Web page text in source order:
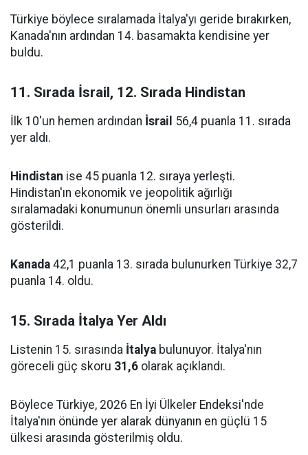
Türkiye böylece sıralamada İtalya'yı geride bırakırken,
Kanada'nın ardından 14. basamakta kendisine yer
buldu.
11. Sırada İsrail, 12. Sırada Hindistan
İlk 10'un hemen ardından İsrail 56,4 puanla 11. sırada
yer aldı.
Hindistan ise 45 puanla 12. sıraya yerleşti.
Hindistan'ın ekonomik ve jeopolitik ağırlığı
sıralamadaki konumunun önemli unsurları arasında
gösterildi.
Kanada 42,1 puanla 13. sırada bulunurken Türkiye 32,7
puanla 14. oldu.
15. Sırada İtalya Yer Aldı
Listenin 15. sırasında İtalya bulunuyor. İtalya'nın
göreceli güç skoru 31,6 olarak açıklandı.
Böylece Türkiye, 2026 En İyi Ülkeler Endeksi'nde
İtalya'nın önünde yer alarak dünyanın en güçlü 15
ülkesi arasında gösterilmiş oldu.